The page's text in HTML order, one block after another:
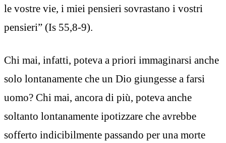
le vostre vie, i miei pensieri sovrastano i vostri
pensieri” (Is 55,8-9).
Chi mai, infatti, poteva a priori immaginarsi anche
solo lontanamente che un Dio giungesse a farsi
uomo? Chi mai, ancora di più, poteva anche
soltanto lontanamente ipotizzare che avrebbe
sofferto indicibilmente passando per una morte